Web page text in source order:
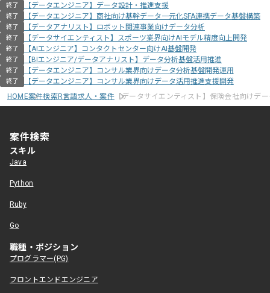
終了 【データエンジニア】データ設計・推進支援
終了 【データエンジニア】商社向け基幹データ一元化SFA連携データ基盤構築
終了 【データアナリスト】ロボット関連事業向けデータ分析
終了 【データサイエンティスト】スポーツ業界向けAIモデル精度向上開発
終了 【AIエンジニア】コンタクトセンター向けAI基盤開発
終了 【BIエンジニア/データアナリスト】データ分析基盤活用推進
終了 【データエンジニア】コンサル業界向けデータ分析基盤開発運用
終了
【データエンジニア】コンサル業界向けデータ活用推進支援開発
HOME案件検索R言語求人・案件【データサイエンティスト】保険会社向けデ
案件検索
スキル
Java
Python
Ruby
Go
職種・ポジション
プログラマー(PG)
フロントエンドエンジニア